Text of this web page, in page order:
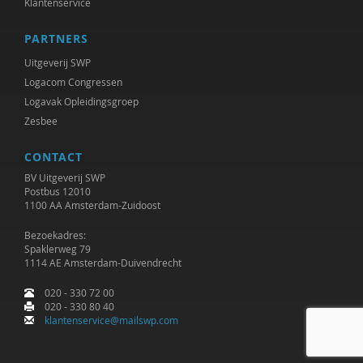
Rosalie Pronk
Sawitri Saharso
Gert Schout
Annika Smit
Tessa Smorenburg
Willeke Stadtman
Robin Stemerding
PARTNERS
Uitgeverij SWP
Logacom Congressen
Logavak Opleidingsgroep
Zesbee
CONTACT
BV Uitgeverij SWP
Postbus 12010
1100 AA Amsterdam-Zuidoost
Bezoekadres:
Spaklerweg 79
1114 AE Amsterdam-Duivendrecht
020 - 330 72 00
020 - 330 80 40
klantenservice@mailswp.com